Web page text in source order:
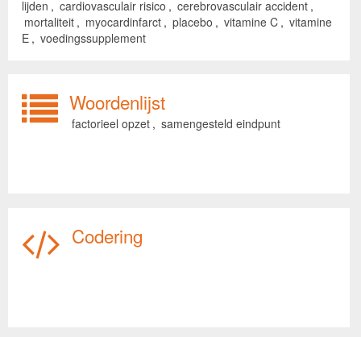
lijden , cardiovasculair risico , cerebrovasculair accident ,
mortaliteit , myocardinfarct , placebo , vitamine C , vitamine
E , voedingssupplement
Woordenlijst
factorieel opzet , samengesteld eindpunt
Codering